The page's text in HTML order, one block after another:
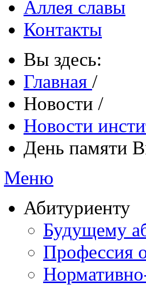
Аллея славы
Контакты
Вы здесь:
Главная /
Новости /
Новости
День памяти
Меню
Абитуриенту
Будущему
Профессия